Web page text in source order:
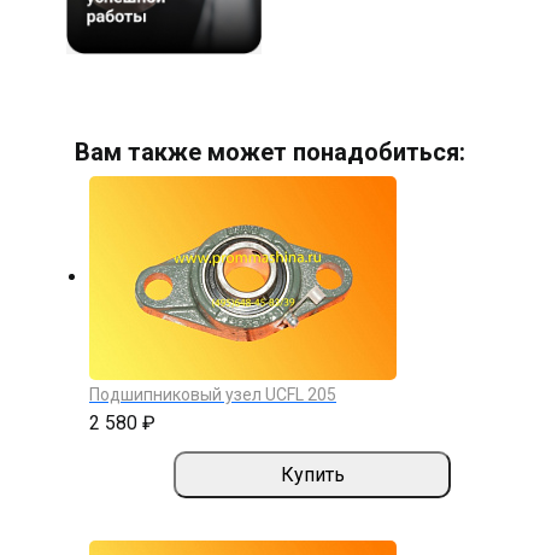
Вам также может понадобиться:
Подшипниковый узел UCFL 205
2 580 ₽
Купить